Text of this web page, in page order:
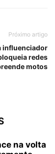
Próximo artigo
influenciador
redes
motos
na volta